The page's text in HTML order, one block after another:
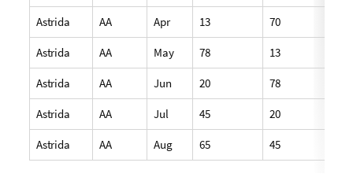
Astrida AA Apr 13 70
Astrida AA May 78 13
Astrida AA Jun 20 78
Astrida AA Jul 45 20
Astrida AA Aug 65 45